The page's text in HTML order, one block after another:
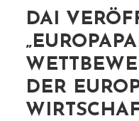
DAI
DER